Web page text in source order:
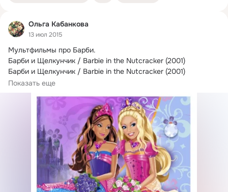
Ольга Кабанкова
13 июл 2015
Мультфильмы про Барби.
Барби и Щелкунчик / Barbie in the Nutcracker (2001)
Барби и Щелкунчик / Barbie in the Nutcracker (2001)
Барби и Дракон / Barbie as Rapunzel (2002)
Показать еще